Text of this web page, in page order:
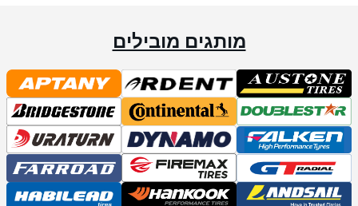
מותגים מובילים